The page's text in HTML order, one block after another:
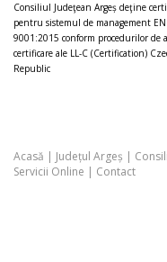
Consiliul Judeţean Argeș deţine
pentru sistemul de management
9001:2015 conform procedurilor de
certificare ale LL-C (Certification)
Republic
Acasă | Județul Argeș |
Servicii Online | Contact